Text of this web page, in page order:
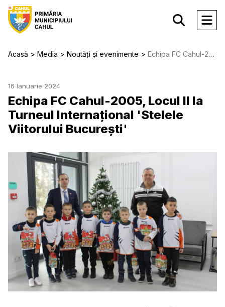
Acasă Media Noutăți și evenimente Echipa FC Cahul-2005, Locul II la Turneul Internațional 'Stelele Viitorului București'
16 Ianuarie 2024
Echipa FC Cahul-2005, Locul II la
Turneul Internațional 'Stelele
Viitorului București'